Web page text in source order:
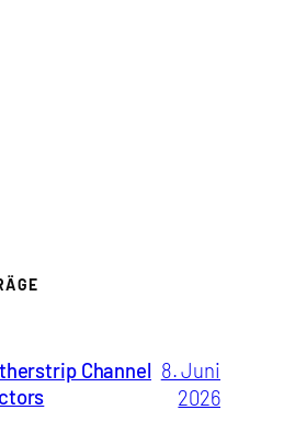
Channel 8. Juni
2026